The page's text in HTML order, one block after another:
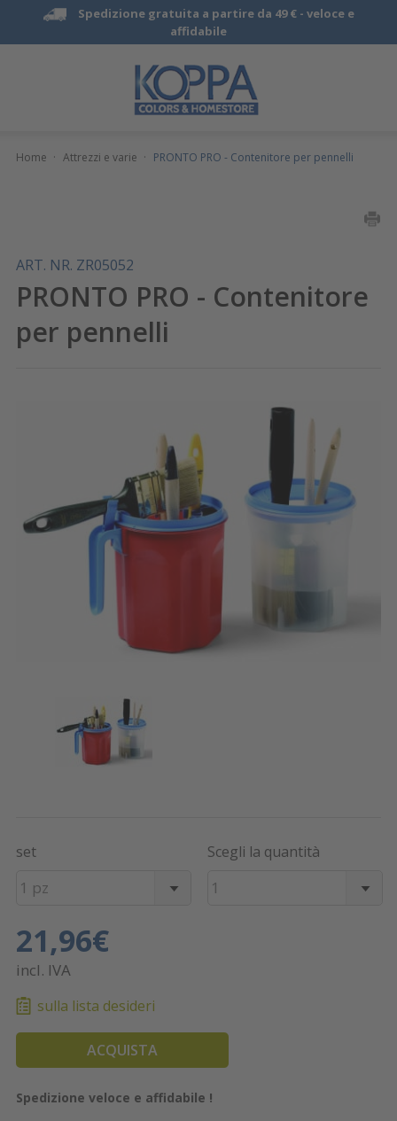
Spedizione gratuita a partire da 49 € - veloce e
affidabile
Home · Attrezzi e varie · PRONTO PRO - Contenitore per pennelli
ART. NR. ZR05052
PRONTO PRO - Contenitore
per pennelli
set
1 pz
Scegli la quantità
1
21,96€
incl. IVA
sulla lista desideri
ACQUISTA
Spedizione veloce e affidabile !